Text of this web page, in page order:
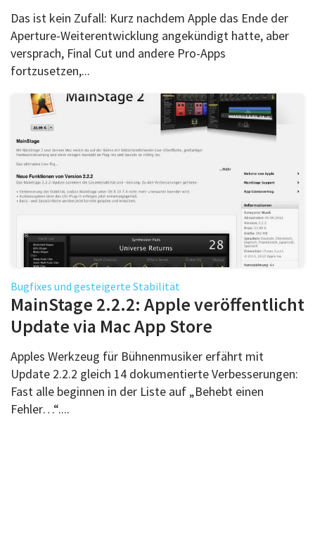
Das ist kein Zufall: Kurz nachdem Apple das Ende der
Aperture-Weiterentwicklung angekündigt hatte, aber
versprach, Final Cut und andere Pro-Apps
fortzusetzen,...
Bugfixes und gesteigerte Stabilität
MainStage 2.2.2: Apple veröffentlicht
Update via Mac App Store
Apples Werkzeug für Bühnenmusiker erfährt mit
Update 2.2.2 gleich 14 dokumentierte Verbesserungen:
Fast alle beginnen in der Liste auf „Behebt einen
Fehler…“....